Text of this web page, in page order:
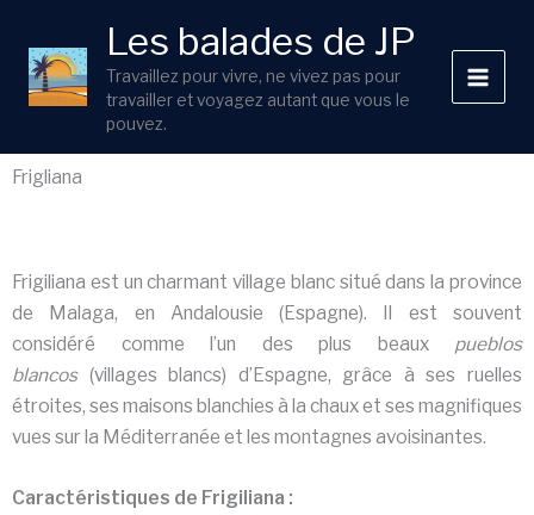
contenu
Les balades de JP
Travaillez pour vivre, ne vivez pas pour
travailler et voyagez autant que vous le
pouvez.
Frigliana
Frigiliana est un charmant village blanc situé dans la province
de Malaga, en Andalousie (Espagne). Il est souvent
considéré comme l’un des plus beaux pueblos
blancos(villages blancs) d’Espagne, grâce à ses ruelles
étroites, ses maisons blanchies à la chaux et ses magnifiques
vues sur la Méditerranée et les montagnes avoisinantes.
Caractéristiques de Frigiliana :